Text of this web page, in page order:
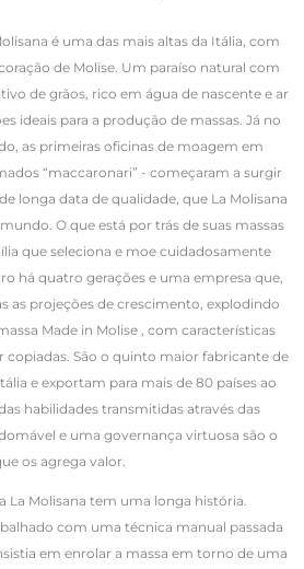
é uma das mais altas da Itália, com
de Molise. Um paraíso natural com
de grãos, rico em água de nascente e ar
ideais para a produção de massas. Já no
as primeiras oficinas de moagem em
“maccaronari” - começaram a surgir
longa data de qualidade, que La Molisana
O que está por trás de suas massas
que seleciona e moe cuidadosamente
há quatro gerações e uma empresa que,
as projeções de crescimento, explodindo
Made in Molise , com características
copiadas. São o quinto maior fabricante de
e exportam para mais de 80 países ao
habilidades transmitidas através das
e uma governança virtuosa são o
os agrega valor.
La Molisana tem uma longa história.
com uma técnica manual passada
em enrolar a massa em torno de uma